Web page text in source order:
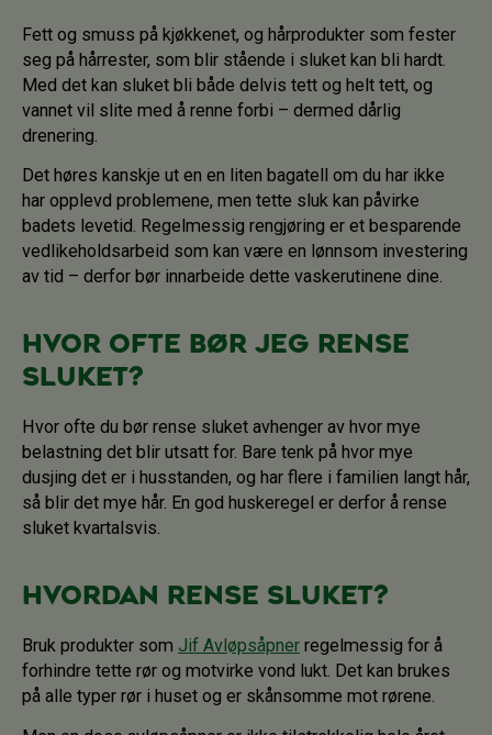
Fett og smuss på kjøkkenet, og hårprodukter som fester
seg på hårrester, som blir stående i sluket kan bli hardt.
Med det kan sluket bli både delvis tett og helt tett, og
vannet vil slite med å renne forbi – dermed dårlig
drenering.
Det høres kanskje ut en en liten bagatell om du har ikke
har opplevd problemene, men tette sluk kan påvirke
badets levetid. Regelmessig rengjøring er et besparende
vedlikeholdsarbeid som kan være en lønnsom investering
av tid – derfor bør innarbeide dette vaskerutinene dine.
Hvor ofte bør jeg rense
sluket?
Hvor ofte du bør rense sluket avhenger av hvor mye
belastning det blir utsatt for. Bare tenk på hvor mye
dusjing det er i husstanden, og har flere i familien langt hår,
så blir det mye hår. En god huskeregel er derfor å rense
sluket kvartalsvis.
Hvordan rense sluket?
Bruk produkter som Jif Avløpsåpner regelmessig for å
forhindre tette rør og motvirke vond lukt. Det kan brukes
på alle typer rør i huset og er skånsomme mot rørene.